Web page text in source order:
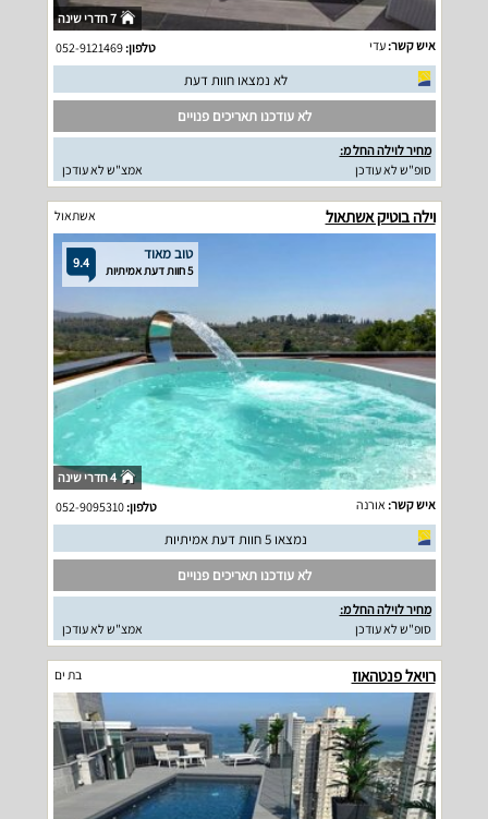
7 חדרי שינה
איש קשר:עדי טלפון:052-9121469
לא נמצאו חוות דעת
לא עודכנו תאריכים פנויים
מחיר לוילה החל מ:
סופ"ש לא עודכן
אמצ"ש לא עודכן
וילה בוטיק אשתאול אשתאול
9.4 טוב מאוד
5 חוות דעת אמיתיות
4 חדרי שינה
איש קשר: אורנה טלפון:052-9095310
נמצאו 5 חוות דעת אמיתיות
לא עודכנו תאריכים פנויים
מחיר לוילה החל מ:
סופ"ש לא עודכן
אמצ"ש לא עודכן
רויאל פנטהאוז בת ים